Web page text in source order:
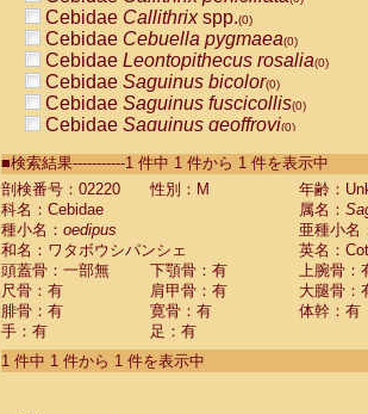
Cebidae Callithrixspp.(0)
Cebidae Cebuella pygmaea(0)
Cebidae Leontopithecus rosalia(0)
Cebidae Saguinus bicolor(0)
Cebidae Saguinus fuscicollis(0)
Cebidae Saguinus geoffroyi(0)
CebidaeSaguinus labiatus(0)
Cebidae Saguinus leucopus (0)
Cebidae
Cebidae
CebidaeSaguinus nigricollis (0)
Cebidae Saguinus oedipus
Cebidae Saguinus weddelli
Cebidae Saguinusspp.
Cebidae Aotus trivirgatus
Cebidae Cebus albifrons
■検索結果-----------1 件中 1 件から 1 件を表示中
剖検番号：02220
性別：M
年齢：
科名：Cebidae
属名：
種小名： oedipus
亜種小名
和名：ワタボウシパンシェ
英名：
頭蓋骨：一部無
下顎骨：有
上腕骨：
尺骨：有
肩甲骨：有
大腿骨：
腓骨：有
寛骨：有
体幹：有
手：有
足：有
1 件中 1 件から 1 件を表示中